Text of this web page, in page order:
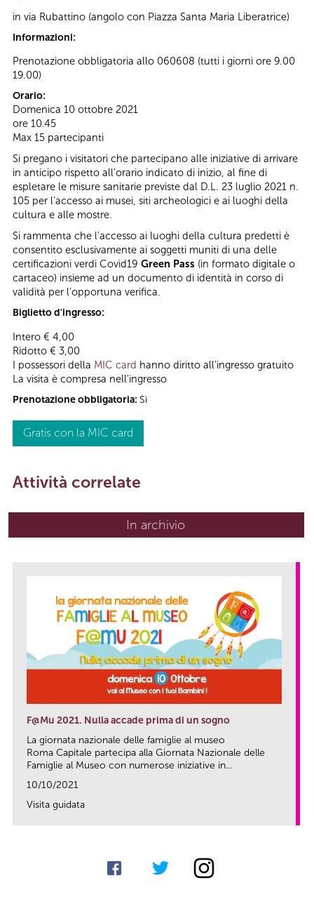
in via Rubattino (angolo con Piazza Santa Maria Liberatrice)
Informazioni:
Prenotazione obbligatoria allo 060608 (tutti i giorni ore 9.00
19.00)
Orario:
Domenica 10 ottobre 2021
ore 10.45
Max 15 partecipanti
Si pregano i visitatori che partecipano alle iniziative di arrivare
in anticipo rispetto all’orario indicato di inizio, al fine di
espletare le misure sanitarie previste dal D.L. 23 luglio 2021 n.
105 per l’accesso ai musei, siti archeologici e ai luoghi della
cultura e alle mostre.
Si rammenta che l’accesso ai luoghi della cultura predetti è
consentito esclusivamente ai soggetti muniti di una delle
certificazioni verdi Covid19 Green Pass (in formato digitale o
cartaceo) insieme ad un documento di identità in corso di
validità per l’opportuna verifica.
Biglietto d'ingresso:
Intero € 4,00
Ridotto € 3,00
I possessori della MIC card hanno diritto all’ingresso gratuito
La visita è compresa nell'ingresso
Prenotazione obbligatoria: Sì
Gratis con la MIC card
Attività correlate
In archivio
F@Mu 2021. Nulla accade prima di un sogno
La giornata nazionale delle famiglie al museo
Roma Capitale partecipa alla Giornata Nazionale delle
Famiglie al Museo con numerose iniziative in...
10/10/2021
Visita guidata